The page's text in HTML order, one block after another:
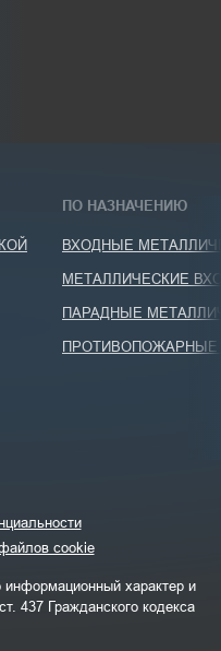
ПО НАЗНАЧЕНИЮ
ВХОДНЫЕ
МЕТАЛЛИЧЕСКИЕ
ПАРАДНЫЕ
ПРОТИВОПОЖАРНЫЕ
cookie
информационный характер и
437 Гражданского кодекса